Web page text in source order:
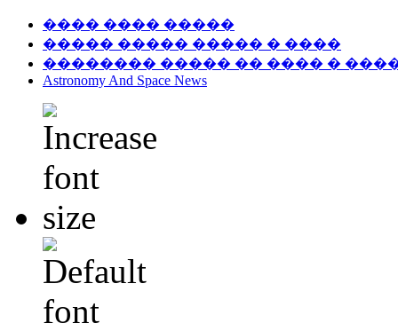
���� ���� �����
����� ����� ����� � ����
�������� ����� �� ���� �
Astronomy And Space News